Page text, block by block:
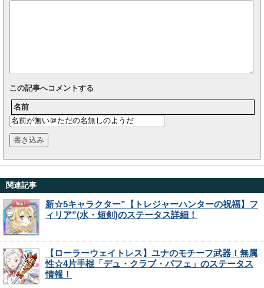
この記事へコメントする
名前
関連記事
新☆5キャラクター”【トレジャーハンターの祝福】フ
ィリア”(水・短剣)のステータス詳細！
【ローラーウェイトレス】ユナのモチーフ武器！無属
性☆4片手棍「デュ・クラブ・パフェ」のステータス
情報！